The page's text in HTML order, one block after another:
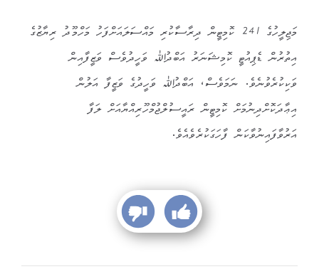
މަޖިލީހުގެ 241 ކޮމިޓީން ދިރާސާކުރި މައްސަލައަށްފަހު މަހްމޫދު ރިޔާޒުގެ
އިތުރުން ޑެޕިއުޓީ ކޮމިޝަނަރު އަބްދުﷲ ވަހީދުވެސް ވަޒީފާއިން
ވަކިކުރެވުނެވެ. ނަމަވެސް، އަބްދުﷲ ވަހީދުގެ ވަޒީފާ އަލުން
އިޢާދަކޮށްދިނުމަށް ކޮމިޓީން ރައީސުލްޖުމްހޫރިއްޔާއަށް ލަފާ
އަރުވާފައިނުވާކަން ފާހަގަކުރެވެއެވެ.